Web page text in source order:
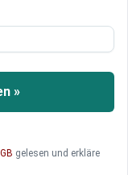
und setzt
Akku-Technik:
im
Nachfrage
»
gelesen und erkläre